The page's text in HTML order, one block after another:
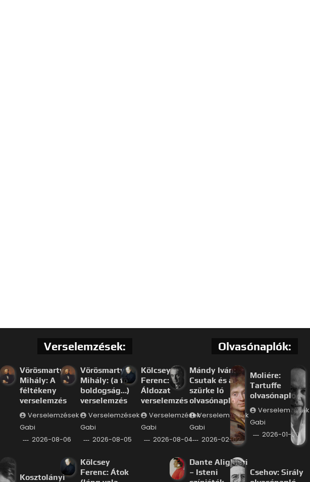
Verselemzések:
Vörösmarty
Mihály: A
féltékeny
verselemzés
Verselemzések
Gabi
2026-08-06
Vörösmarty
Mihály: (a fő
boldogság…)
verselemzés
Verselemzések
Gabi
2026-08-05
Kölcsey
Ferenc:
Áldozat
verselemzés
Verselemzések
Gabi
2026-08-04
Kosztolányi
Kölcsey
Ferenc: Átok
Olvasónaplók:
Mándy Iván:
Csutak és a
szürke ló
olvasónapló
Verselemzések
Gabi
2026-02-02
Moliére:
Tartuffe
olvasónapló
Verselemzések
Gabi
2026-01-30
Dante Alighieri
– Isteni
Csehov: Sirály